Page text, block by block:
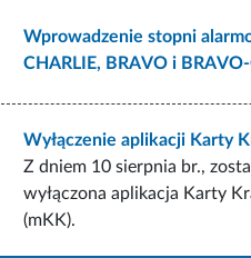
Wprowadzenie stopni
CHARLIE, BRAVO i
Wyłączenie aplikacji Karty
Z dniem 10 sierpnia br.,
wyłączona aplikacja Karty
(mKK).